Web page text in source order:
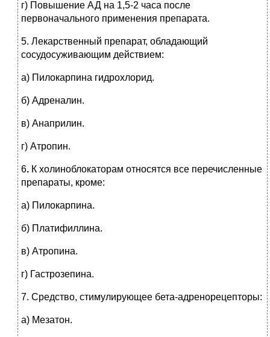
г) Повышение АД на 1,5-2 часа после
первоначального применения препарата.
5. Лекарственный препарат, обладающий
сосудосуживающим действием:
а) Пилокарпина гидрохлорид.
б) Адреналин.
в) Анаприлин.
г) Атропин.
6. К холиноблокаторам относятся все перечисленные
препараты, кроме:
а) Пилокарпина.
б) Платифиллина.
в) Атропина.
г) Гастрозепина.
7. Средство, стимулирующее бета-адренорецепторы:
а) Мезатон.